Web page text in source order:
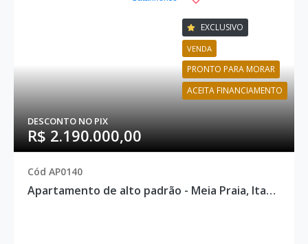
EXCLUSIVO
VENDA
PRONTO PARA MORAR
ACEITA FINANCIAMENTO
DESCONTO NO PIX
R$ 2.190.000,00
Cód AP0140
Apartamento de alto padrão - Meia Praia, Itapema - AP0140